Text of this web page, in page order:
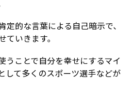
定的な言葉による自己暗示で、
いきます。
うことで自分を幸せにするマイ
して多くのスポーツ選手などが